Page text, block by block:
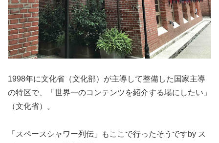
1998年に文化省（文化部）が主導して整備した国家主導
の特区で、「世界一のコンテンツを紹介する場にしたい」
（文化省）。
「スペースシャワー列伝」もここで行ったそうですby ス